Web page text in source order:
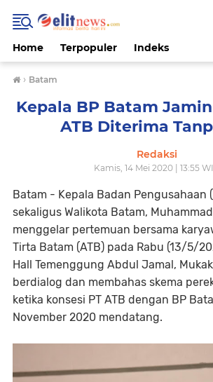
Home Terpopuler Indeks
› Batam
Kepala BP Batam
ATB Diterima
Redaksi
Kamis, 14 Mei 2020 | 13:55
Batam - Kepala Badan Pengusahaan
sekaligus Walikota Batam,
menggelar pertemuan bersama
Tirta Batam (ATB) pada Rabu (13/5/
Hall Temenggung Abdul Jamal,
berdialog dan membahas skema
ketika konsesi PT ATB dengan BP
November 2020 mendatang.